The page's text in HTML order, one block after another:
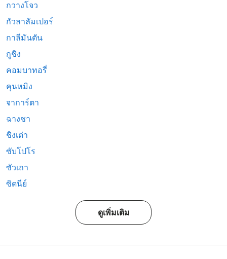
กวางโจว
กัวลาลัมเปอร์
กาลีมันตัน
กูชิง
คอมบาทอรี่
คุนหมิง
จาการ์ตา
ฉางชา
ชิงเต่า
ซับโปโร
ซัวเถา
ซิดนีย์
ดูเพิ่มเติม